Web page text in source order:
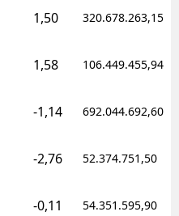
Tokat
Şanlıurfa
Uşak
1,50 320.678.263,15
1,58 106.449.455,94
-1,14 692.044.692,60
-2,76 52.374.751,50
-0,11 54.351.595,90